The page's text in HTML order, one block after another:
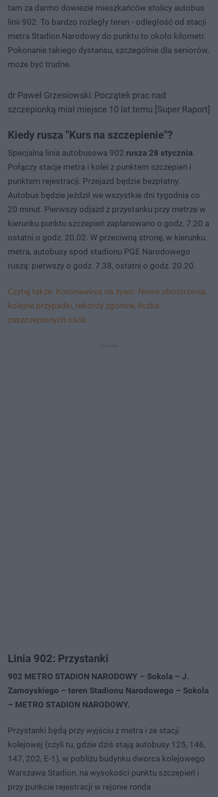
tam za darmo dowiezie mieszkańców stolicy autobus
linii 902. To bardzo rozległy teren - odległość od stacji
metra Stadion Narodowy do punktu to około kilometr.
Pokonanie takiego dystansu, szczególnie dla seniorów,
może być trudne.
dr Paweł Grzesiowski: Początek prac nad
szczepionką miał miejsce 10 lat temu [Super Raport]
Kiedy rusza "Kurs na szczepienie"?
Specjalna linia autobusowa 902 rusza 28 stycznia.
Połączy stacje metra i kolei z punktem szczepień i
punktem rejestracji. Przejazd będzie bezpłatny.
Autobus będzie jeździł we wszystkie dni tygodnia co
20 minut. Pierwszy odjazd z przystanku przy metrze w
kierunku punktu szczepień zaplanowano o godz. 7.20 a
ostatni o godz. 20.02. W przeciwną stronę, w kierunku
metra, autobusy spod stadionu PGE Narodowego
ruszą: pierwszy o godz. 7.38, ostatni o godz. 20.20.
Czytaj także: Koronawirus na żywo. Nowe obostrzenia,
kolejne przypadki, rekordy zgonów, liczba
zaszczepionych osób
Linia 902: Przystanki
902 METRO STADION NARODOWY – Sokola – J.
Zamoyskiego – teren Stadionu Narodowego – Sokola
– METRO STADION NARODOWY.
Przystanki będą przy wyjściu z metra i ze stacji
kolejowej (czyli tu, gdzie dziś stają autobusy 125, 146,
147, 202, E-1), w pobliżu budynku dworca kolejowego
Warszawa Stadion, na wysokości punktu szczepień i
przy punkcie rejestracji w rejonie ronda